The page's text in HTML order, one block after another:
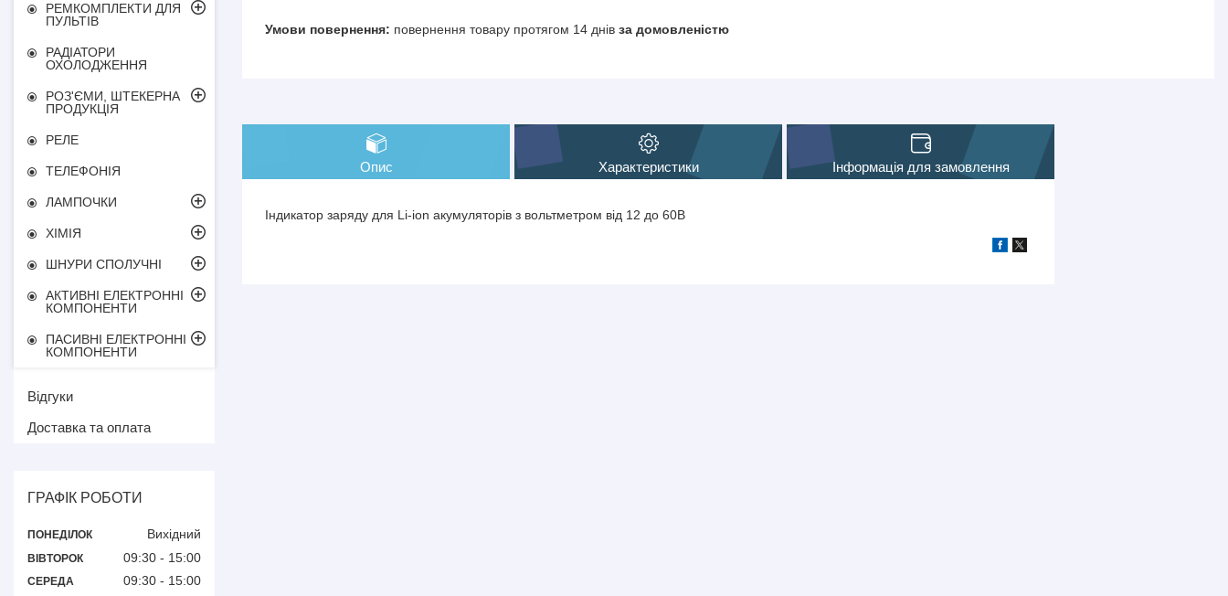
повернення товару протягом 14 днів за домовленістю
Опис Характеристики Інформація для замовлення
Індикатор заряду для Li-ion акумуляторів з вольтметром від 12 до 60В
РЕМКОМПЛЕКТИ ДЛЯ
ПУЛЬТІВ
РАДІАТОРИ
ОХОЛОДЖЕННЯ
РОЗ'ЄМИ, ШТЕКЕРНА
ПРОДУКЦІЯ
РЕЛЕ
ТЕЛЕФОНІЯ
ЛАМПОЧКИ
ХІМІЯ
ШНУРИ СПОЛУЧНІ
АКТИВНІ ЕЛЕКТРОННІ
КОМПОНЕНТИ
ПАСИВНІ ЕЛЕКТРОННІ
КОМПОНЕНТИ
Відгуки
Доставка та оплата
ГРАФІК РОБОТИ
ПОНЕДІЛОК Вихідний
ВІВТОРОК 09:30 15:00
СЕРЕДА 09:30 15:00